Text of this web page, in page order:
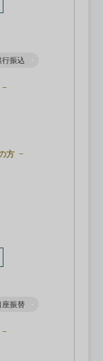
行振込
方
座振替